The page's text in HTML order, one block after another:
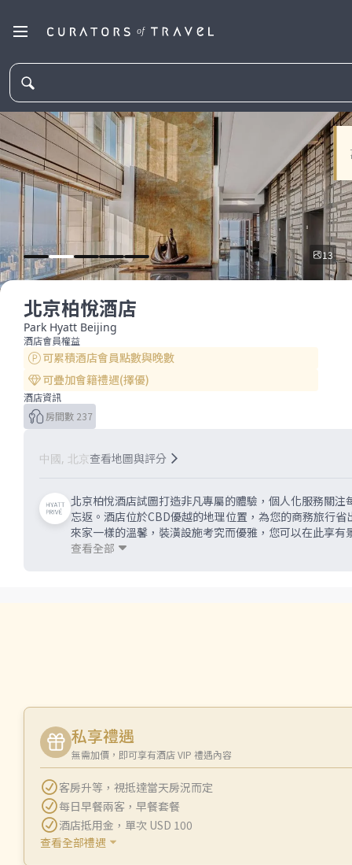
13
北京柏悅酒店
Park Hyatt Beijing
酒店會員權益
可累積酒店會員點數與晚數
可疊加會籍禮遇(擇優)
酒店資訊
房間數 237
中國, 北京 查看地圖與評分
北京柏悅酒店試圖打造非凡專屬的體驗，個人化服務關
忘返。酒店位於CBD優越的地理位置，為您的商務旅行
來家一樣的溫馨，裝潢設施考究而優雅，您可以在此享
街。三間餐廳和酒吧分別呈現不同的風格和用餐體驗，
查看全部
私享禮遇
無需加價，即可享有酒店 VIP 禮遇內容
客房升等 ， 視抵達當天房況而定
每日早餐兩客 ， 早餐套餐
酒店抵用金 ， 單次 USD 100
查看全部禮遇